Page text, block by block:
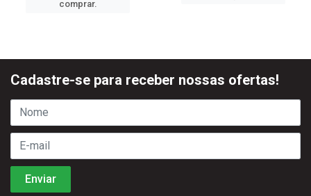
comprar.
Cadastre-se para receber nossas ofertas!